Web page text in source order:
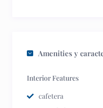
Amenities y
Interior Features
cafetera